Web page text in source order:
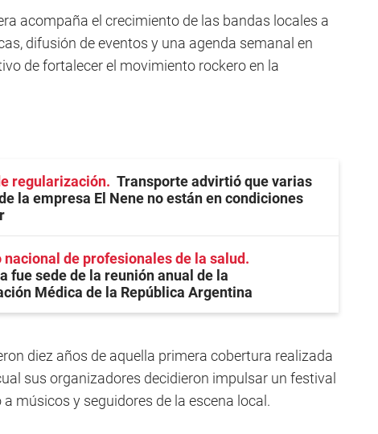
acompaña el crecimiento de las bandas locales a
difusión de eventos y una agenda semanal en
de fortalecer el movimiento rockero en la
regularización
Transporte advirtió que varias
la empresa El Nene no están en condiciones
nacional de profesionales de la salud
fue sede de la reunión anual de la
Médica de la República Argentina
diez años de aquella primera cobertura realizada
sus organizadores decidieron impulsar un festival
músicos y seguidores de la escena local.